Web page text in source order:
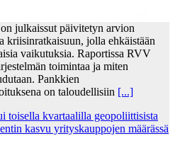
julkaissut päivitetyn arvion
kriisinratkaisuun, jolla ehkäistään
vaikutuksia. Raportissa RVV
toimintaa ja miten
Pankkien
on taloudellisiin [...]
toisella kvartaalilla geopoliittisista
kasvu yrityskauppojen määrässä